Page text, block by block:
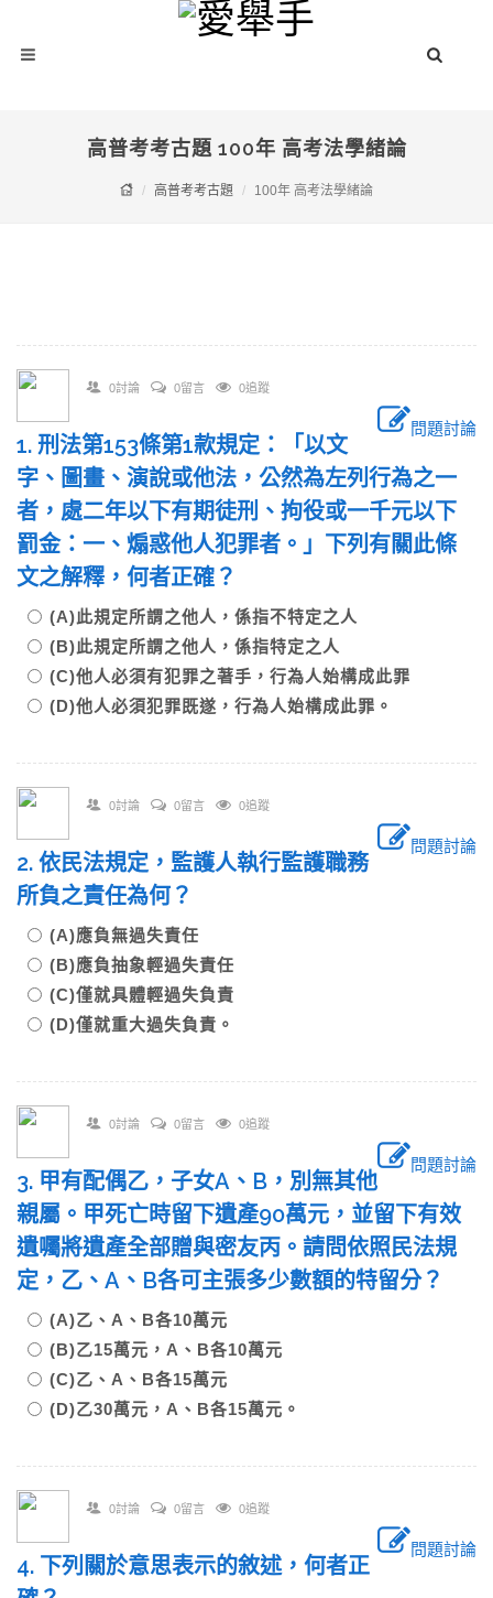
高普考考古題 100年 高考法學緒論
高普考考古題 100年 高考法學緒論
0討論 0留言 0追蹤
問題討論
1. 刑法第153條第1款規定：「以文
字、圖畫、演說或他法，公然為左列行為之一
者，處二年以下有期徒刑、拘役或一千元以下
罰金：一、煽惑他人犯罪者。」下列有關此條
文之解釋，何者正確？
(A)此規定所謂之他人，係指不特定之人
(B)此規定所謂之他人，係指特定之人
(C)他人必須有犯罪之著手，行為人始構成此罪
(D)他人必須犯罪既遂，行為人始構成此罪。
0討論 0留言 0追蹤
問題討論
2. 依民法規定，監護人執行監護職務
所負之責任為何？
(A)應負無過失責任
(B)應負抽象輕過失責任
(C)僅就具體輕過失負責
(D)僅就重大過失負責。
0討論 0留言 0追蹤
問題討論
3. 甲有配偶乙，子女A、B，別無其他
親屬。甲死亡時留下遺產90萬元，並留下有效
遺囑將遺產全部贈與密友丙。請問依照民法規
定，乙、A、B各可主張多少數額的特留分？
(A)乙、A、B各10萬元
(B)乙15萬元，A、B各10萬元
(C)乙、A、B各15萬元
(D)乙30萬元，A、B各15萬元。
0討論 0留言 0追蹤
問題討論
4. 下列關於意思表示的敘述，何者正